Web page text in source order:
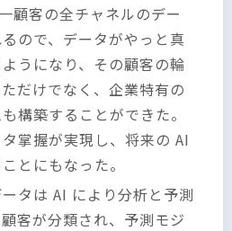
顧客の全チャネルのデー
ので、データがやっと真
うになり、その顧客の輪
だけでなく、企業特有の
構築することができた。
掌握が実現し、将来の AI
とにもなった。
タは AI により分析と予測
客が分類され、予測モジ